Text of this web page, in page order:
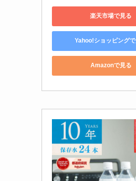
楽天市場で見る
Yahoo!ショッピング
Amazonで見る